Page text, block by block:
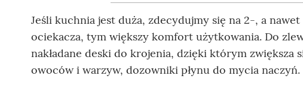
Jeśli kuchnia jest duża, zdecydujmy się na 2-, a
ociekacza, tym większy komfort użytkowania. Do
nakładane deski do krojenia, dzięki którym
owoców i warzyw, dozowniki płynu do mycia naczyń.